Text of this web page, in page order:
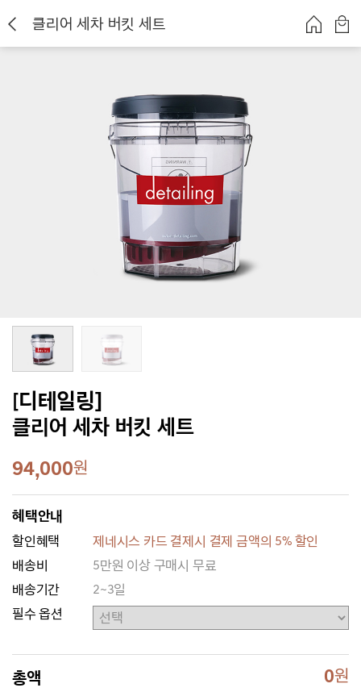
클리어 세차 버킷 세트
[디테일링]
클리어 세차 버킷 세트
94,000원
혜택안내
할인혜택
제네시스 카드 결제시 결제 금액의 5% 할인
배송비
5만원 이상 구매시 무료
배송기간
2~3일
필수 옵션
총액 0원